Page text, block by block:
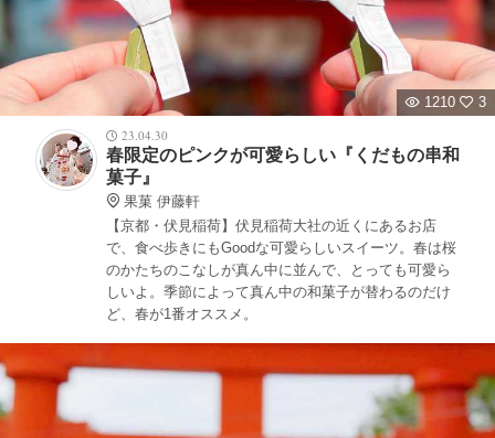
1210
3
23.04.30
春限定のピンクが可愛らしい『くだもの串和
菓子』
果菓 伊藤軒
【京都・伏見稲荷】伏見稲荷大社の近くにあるお店
で、食べ歩きにもGoodな可愛らしいスイーツ。春は桜
のかたちのこなしが真ん中に並んで、とっても可愛ら
しいよ。季節によって真ん中の和菓子が替わるのだけ
ど、春が1番オススメ。